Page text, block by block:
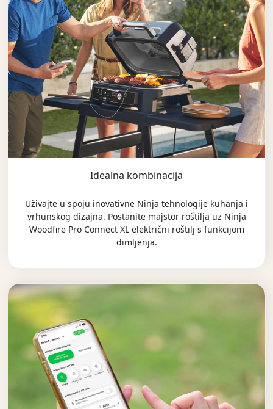
Idealna kombinacija
Uživajte u spoju inovativne Ninja tehnologije kuhanja i
vrhunskog dizajna. Postanite majstor roštilja uz Ninja
Woodfire Pro Connect XL električni roštilj s funkcijom
dimljenja.